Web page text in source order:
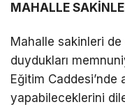
MAHALLE
Mahalle sakinleri de
duydukları
Eğitim
yapabileceklerini